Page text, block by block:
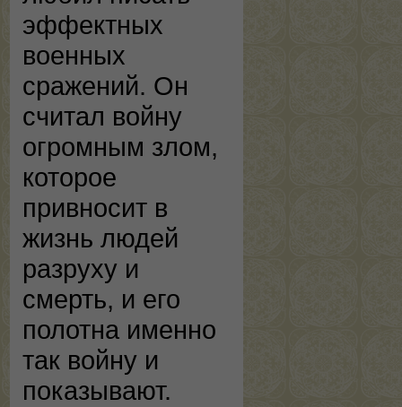
эффектных
военных
сражений. Он
считал войну
огромным злом,
которое
привносит в
жизнь людей
разруху и
смерть, и его
полотна именно
так войну и
показывают.